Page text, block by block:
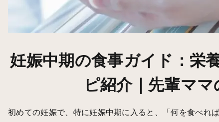
妊娠中期の食事ガイド：栄
ピ紹介｜先輩ママ
初めての妊娠で、特に妊娠中期に入ると、「何を食べれ